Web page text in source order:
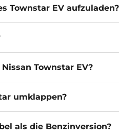
Townstar EV aufzuladen?
Townstar EV?
umklappen?
als die Benzinversion?